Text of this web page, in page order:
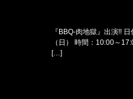
『BBQ-肉地獄』出演!!
（日） 時間：10:00～
[…]